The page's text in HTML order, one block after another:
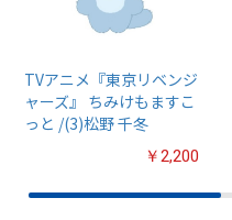
TVアニメ『東京リベンジ
ャーズ』 ちみけもますこ
っと /(3)松野 千冬
￥2,200